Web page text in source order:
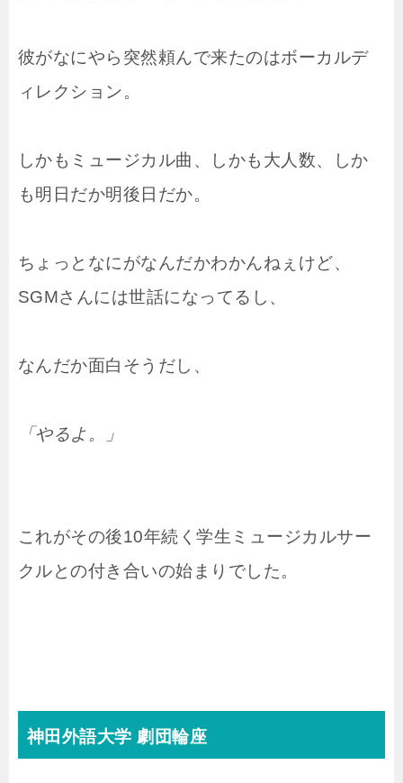
彼がなにやら突然頼んで来たのはボーカルデ
ィレクション。
しかもミュージカル曲、しかも大人数、しか
も明日だか明後日だか。
ちょっとなにがなんだかわかんねぇけど、
SGMさんには世話になってるし、
なんだか面白そうだし、
「やるよ。」
これがその後10年続く学生ミュージカルサー
クルとの付き合いの始まりでした。
神田外語大学 劇団輪座